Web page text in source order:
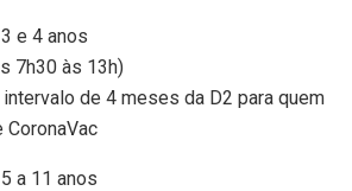
e 4 anos
7h30 às 13h)
de 4 meses da D2 para quem
CoronaVac
a 11 anos